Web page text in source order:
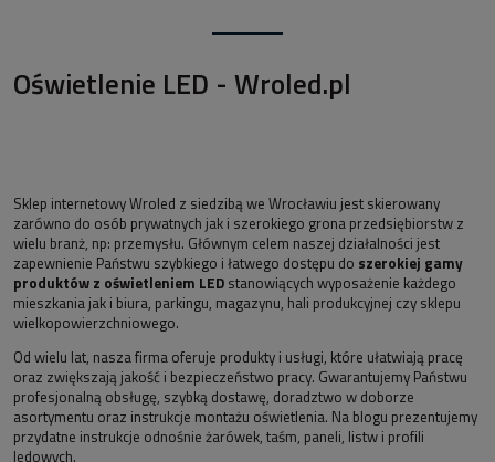
Oświetlenie LED - Wroled.pl
Sklep internetowy Wroled z siedzibą we Wrocławiu jest skierowany
zarówno do osób prywatnych jak i szerokiego grona przedsiębiorstw z
wielu branż, np: przemysłu. Głównym celem naszej działalności jest
zapewnienie Państwu szybkiego i łatwego dostępu do szerokiej gamy
produktów z oświetleniem LED stanowiących wyposażenie każdego
mieszkania jak i biura, parkingu, magazynu, hali produkcyjnej czy sklepu
wielkopowierzchniowego.
Od wielu lat, nasza firma oferuje produkty i usługi, które ułatwiają pracę
oraz zwiększają jakość i bezpieczeństwo pracy. Gwarantujemy Państwu
profesjonalną obsługę, szybką dostawę, doradztwo w doborze
asortymentu oraz instrukcje montażu oświetlenia. Na blogu prezentujemy
przydatne instrukcje odnośnie żarówek, taśm, paneli, listw i profili
ledowych.